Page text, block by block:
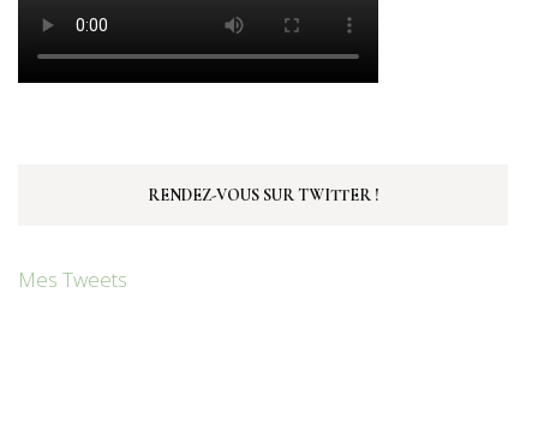
RENDEZ-VOUS SUR TWITTER !
Mes Tweets